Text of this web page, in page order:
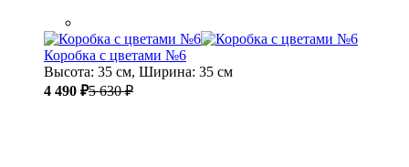
Коробка с цветами №6
Высота: 35 см, Ширина: 35 см
4 490 ₽5 630 ₽